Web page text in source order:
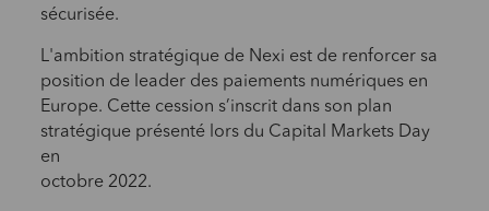
sécurisée.
L'ambition stratégique de Nexi est de renforcer sa
position de leader des paiements numériques en
Europe. Cette cession s’inscrit dans son plan
stratégique présenté lors du Capital Markets Day
en
octobre 2022.